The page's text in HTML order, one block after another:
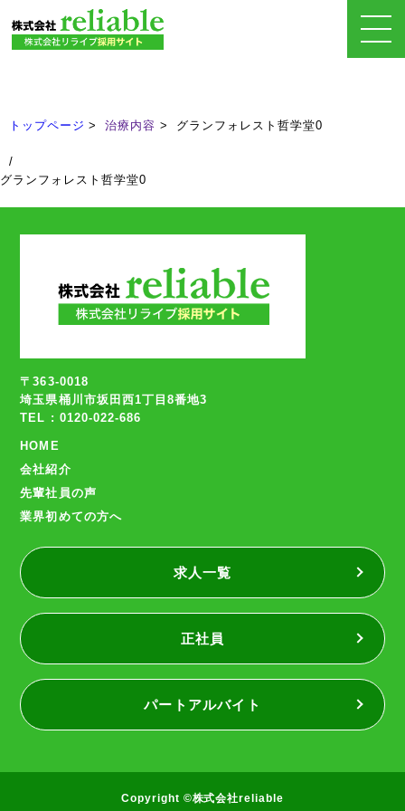
Treatment
トップページ 治療内容 グランフォレスト哲学堂0
/
グランフォレスト哲学堂0
〒363-0018
埼玉県桶川市坂田西1丁目8番地3
TEL : 0120-022-686
HOME
会社紹介
先輩社員の声
業界初めての方へ
求人一覧
正社員
パートアルバイト
Copyright ©株式会社reliable